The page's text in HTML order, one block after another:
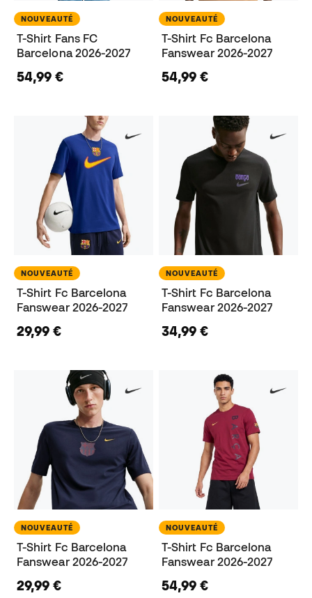
NOUVEAUTÉ
T-Shirt Fans FC
Barcelona 2026-2027
54,99 €
NOUVEAUTÉ
T-Shirt Fc Barcelona
Fanswear 2026-2027
54,99 €
NOUVEAUTÉ
T-Shirt Fc Barcelona
Fanswear 2026-2027
29,99 €
NOUVEAUTÉ
T-Shirt Fc Barcelona
Fanswear 2026-2027
34,99 €
NOUVEAUTÉ
T-Shirt Fc Barcelona
Fanswear 2026-2027
29,99 €
NOUVEAUTÉ
T-Shirt Fc Barcelona
Fanswear 2026-2027
54,99 €